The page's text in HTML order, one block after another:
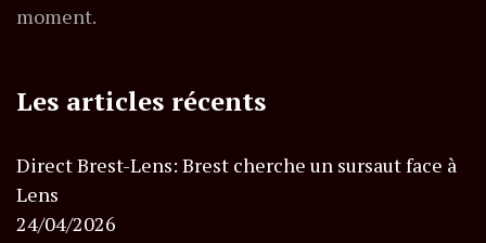
moment.
Les articles récents
Direct Brest-Lens: Brest cherche un sursaut face à
Lens
24/04/2026